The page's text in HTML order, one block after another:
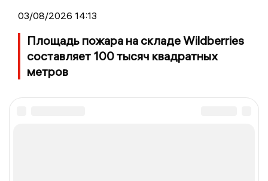
03/08/2026 14:13
Площадь пожара на складе Wildberries
составляет 100 тысяч квадратных
метров